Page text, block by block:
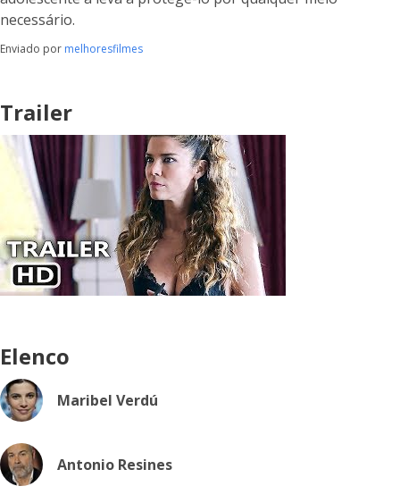
necessário.
Enviado por melhoresfilmes
Trailer
Elenco
Maribel Verdú
Antonio Resines